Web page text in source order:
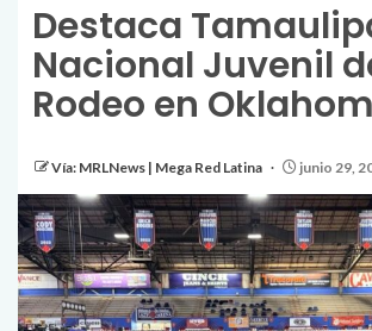
Destaca
Nacional Juvenil
Rodeo en
Vía: MRLNews | Mega Red Latina junio 29,